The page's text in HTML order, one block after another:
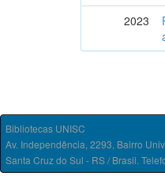
2023
Bibliotecas UNISC
Av. Independência, 2293, Bairro
Santa Cruz do Sul - RS / Brasil.